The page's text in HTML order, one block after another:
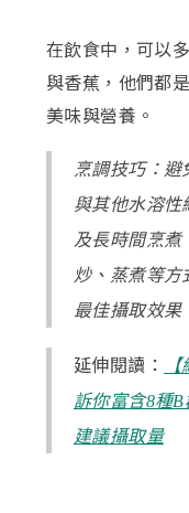
在飲食中，可以
與香蕉，他們都
美味與營養。
烹調技巧：避
與其他水溶性
及長時間烹煮
炒、蒸煮等方
最佳攝取效果
延伸閱讀：
訴你富含8種
建議攝取量